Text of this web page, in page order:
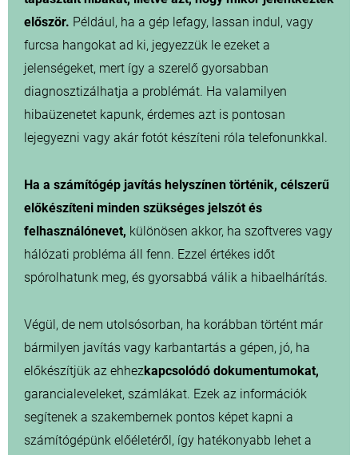
először. Például, ha a gép lefagy, lassan indul, vagy
furcsa hangokat ad ki, jegyezzük le ezeket a
jelenségeket, mert így a szerelő gyorsabban
diagnosztizálhatja a problémát. Ha valamilyen
hibaüzenetet kapunk, érdemes azt is pontosan
lejegyezni vagy akár fotót készíteni róla telefonunkkal.
Ha a számítógép javítás helyszínen történik, célszerű
előkészíteni minden szükséges jelszót és
felhasználónevet, különösen akkor, ha szoftveres vagy
hálózati probléma áll fenn. Ezzel értékes időt
spórolhatunk meg, és gyorsabbá válik a hibaelhárítás.
Végül, de nem utolsósorban, ha korábban történt már
bármilyen javítás vagy karbantartás a gépen, jó, ha
előkészítjük az ehhezkapcsolódó dokumentumokat,
garancialeveleket, számlákat. Ezek az információk
segítenek a szakembernek pontos képet kapni a
számítógépünk előéletéről, így hatékonyabb lehet a